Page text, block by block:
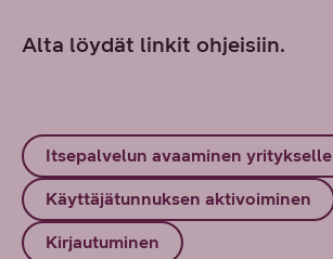
Alta löydät linkit ohjeisiin.
Itsepalvelun avaaminen yritykselle
Käyttäjätunnuksen aktivoiminen
Kirjautuminen